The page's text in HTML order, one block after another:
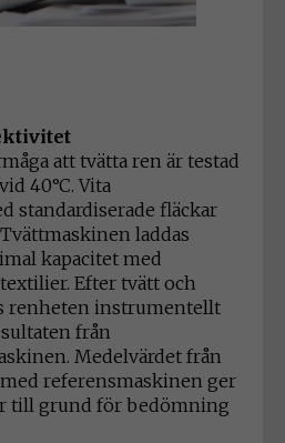
att tvätta ren är testad
40°C. Vita
standardiserade fläckar
laddas
kapacitet med
Efter tvätt och
renheten instrumentellt
från
Medelvärdet från
referensmaskinen ger
till grund för bedömning